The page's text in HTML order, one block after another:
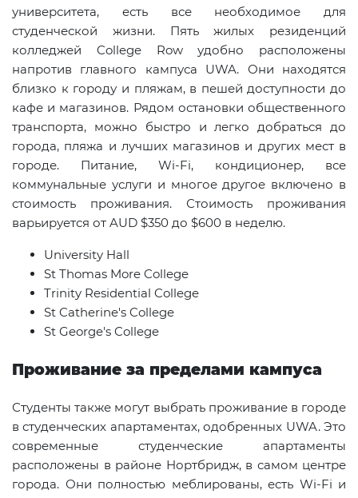
университета, есть все необходимое для
студенческой жизни. Пять жилых резиденций
колледжей College Row удобно расположены
напротив главного кампуса UWA. Они находятся
близко к городу и пляжам, в пешей доступности до
кафе и магазинов. Рядом остановки общественного
транспорта, можно быстро и легко добраться до
города, пляжа и лучших магазинов и других мест в
городе. Питание, Wi-Fi, кондиционер, все
коммунальные услуги и многое другое включено в
стоимость проживания. Стоимость проживания
варьируется от AUD $350 до $600 в неделю.
University Hall
St Thomas More College
Trinity Residential College
St Catherine's College
St George's College
Проживание за пределами кампуса
Студенты также могут выбрать проживание в городе
в студенческих апартаментах, одобренных UWA. Это
современные студенческие апартаменты
расположены в районе Нортбридж, в самом центре
города. Они полностью меблированы, есть Wi-Fi и